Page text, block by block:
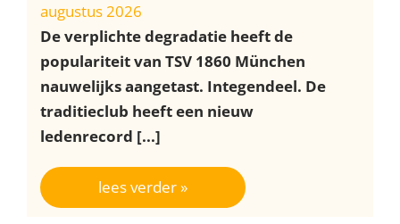
augustus 2026
De verplichte degradatie heeft de
populariteit van TSV 1860 München
nauwelijks aangetast. Integendeel. De
traditieclub heeft een nieuw
ledenrecord [...]
lees verder »